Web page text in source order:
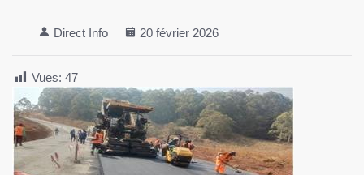
Direct Info 20 février 2026
Vues: 47